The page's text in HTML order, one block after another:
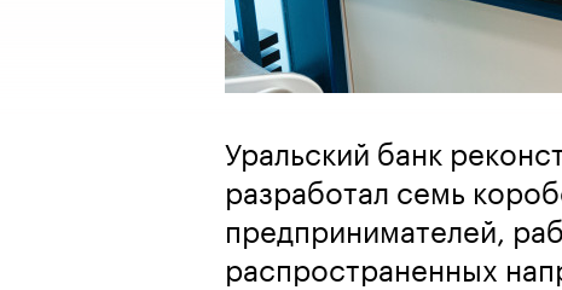
Уральский банк
разработал семь
предпринимателей,
распространенных